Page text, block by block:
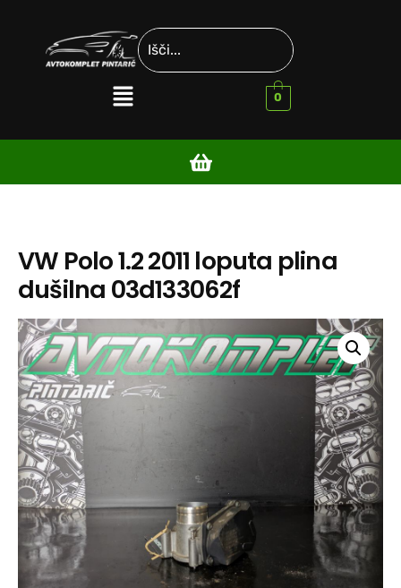
0
VW Polo 1.2 2011 loputa plina
dušilna 03d133062f